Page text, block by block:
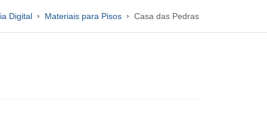
Digital Materiais para Pisos Casa das Pedras